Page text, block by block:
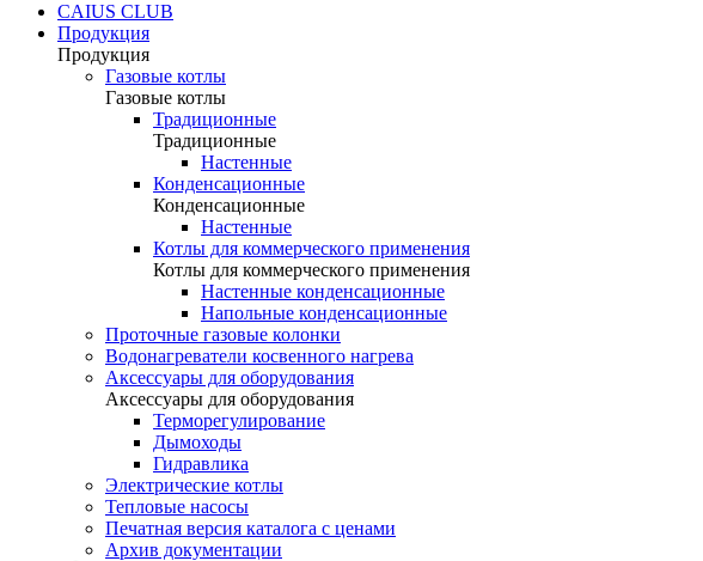
CAIUS CLUB
Продукция
Продукция
Газовые котлы
Газовые котлы
Традиционные
Традиционные
Настенные
Конденсационные
Конденсационные
Настенные
Котлы для коммерческого применения
Котлы для коммерческого применения
Настенные конденсационные
Напольные конденсационные
Проточные газовые колонки
Водонагреватели косвенного нагрева
Аксессуары для оборудования
Аксессуары для оборудования
Терморегулирование
Дымоходы
Гидравлика
Электрические котлы
Тепловые насосы
Печатная версия каталога с ценами
Архив документации